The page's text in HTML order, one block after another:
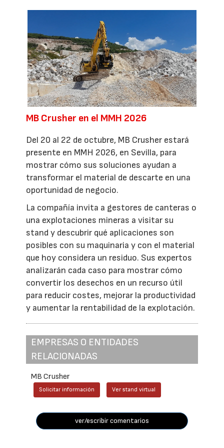
MB Crusher en el MMH 2026
Del 20 al 22 de octubre, MB Crusher estará
presente en MMH 2026, en Sevilla, para
mostrar cómo sus soluciones ayudan a
transformar el material de descarte en una
oportunidad de negocio.
La compañía invita a gestores de canteras o
una explotaciones mineras a visitar su
stand y descubrir qué aplicaciones son
posibles con su maquinaria y con el material
que hoy considera un residuo. Sus expertos
analizarán cada caso para mostrar cómo
convertir los desechos en un recurso útil
para reducir costes, mejorar la productividad
y aumentar la rentabilidad de la explotación.
EMPRESAS O ENTIDADES
RELACIONADAS
MB Crusher
Solicitar información Ver stand virtual
ver/escribir comentarios